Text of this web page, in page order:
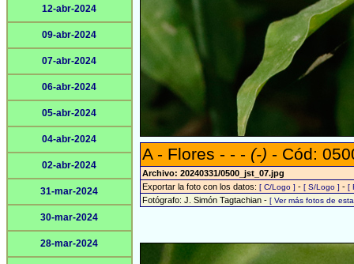
12-abr-2024
09-abr-2024
07-abr-2024
06-abr-2024
05-abr-2024
04-abr-2024
02-abr-2024
31-mar-2024
30-mar-2024
28-mar-2024
A - Flores - - - (-) - Cód:
Archivo: 20240331/0500_jst_07.jpg
Exportar la foto con los datos: [ C/Logo ] - [ S/Logo ] - [
Fotógrafo: J. Simón Tagtachian - [ Ver más fotos de